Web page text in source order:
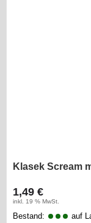
Klasek Scream
1,49 €
inkl. 19 % MwSt.
Bestand: auf